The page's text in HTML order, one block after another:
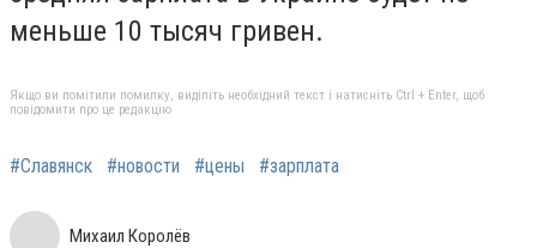
меньше 10 тысяч гривен.
Якщо ви помітили помилку, виділіть необхідний текст і натисніть Ctrl + Enter, щоб
повідомити про це редакцію
#Славянск #новости #цены #зарплата
Михаил Королёв